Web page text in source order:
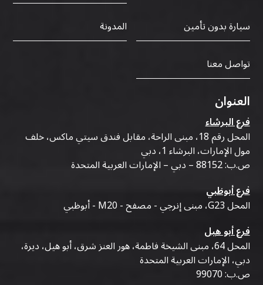
سيارة بدون تأمين
المدونة
تواصل معنا
العنوان
فرع البرشاء
المحل رقم 18، مبنى الراحة، مقابل فندق سيتي ماكس، خلف
مول الإمارات، البرشاء 1، دبي
ص.ب: 88152 – دبي – الإمارات العربية المتحدة
فرع أبوظبي
المحل G23، مبنى إنرجي - مصفح - M20 - أبوظبي
فرع أبو هيل
المحل 64، مبنى الشيخة فاطمة، هور العنز شرق، أبو هيل، ديرة،
دبي، الإمارات العربية المتحدة
ص.ب: 99070